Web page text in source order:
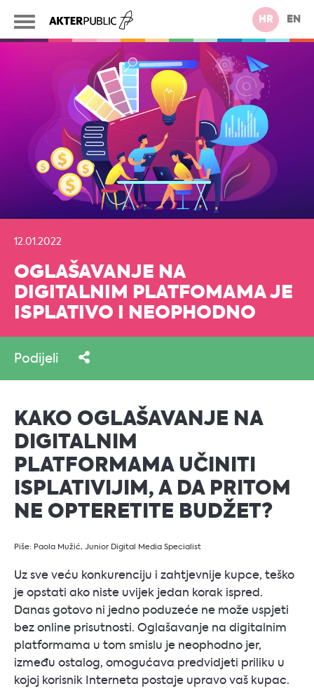
HR EN
12.01.2022
OGLAŠAVANJE NA
DIGITALNIM PLATFOMAMA JE
ISPLATIVO I NEOPHODNO
Podijeli
KAKO OGLAŠAVANJE NA
DIGITALNIM
PLATFORMAMA UČINITI
ISPLATIVIJIM , A DA PRITOM
NE OPTERETITE BUDŽET?
Piše: Paola Mužić, Junior Digital Media Specialist
Uz sve veću konkurenciju i zahtjevnije kupce, teško
je opstati ako niste uvijek jedan korak ispred.
Danas gotovo ni jedno poduzeće ne može uspjeti
bez online prisutnosti. Oglašavanje na digitalnim
platformama u tom smislu je neophodno jer,
između ostalog, omogućava predvidjeti priliku u
kojoj korisnik Interneta postaje upravo vaš kupac.